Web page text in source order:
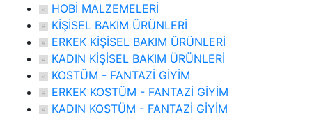
HOBİ MALZEMELERİ
KİŞİSEL BAKIM ÜRÜNLERİ
ERKEK KİŞİSEL BAKIM ÜRÜNLERİ
KADIN KİŞİSEL BAKIM ÜRÜNLERİ
KOSTÜM - FANTAZİ GİYİM
ERKEK KOSTÜM - FANTAZİ GİYİM
KADIN KOSTÜM - FANTAZİ GİYİM